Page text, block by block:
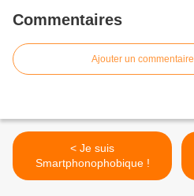
Commentaires
Ajouter un commentaire
< Je suis
Smartphonophobique !